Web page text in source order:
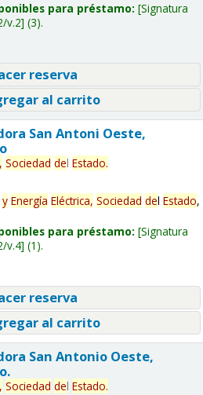
para préstamo: Signatura
v.2 (3).
reserva
al carrito
San Antoni Oeste,
Sociedad del Estado.
y Energía Eléctrica, Sociedad del Estado,
para préstamo: Signatura
v.4 (1).
reserva
al carrito
San Antonio Oeste,
Sociedad del Estado.